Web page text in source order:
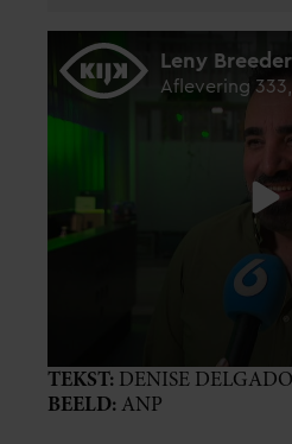
TEKST: DENISE DELGADO
BEELD:ANP